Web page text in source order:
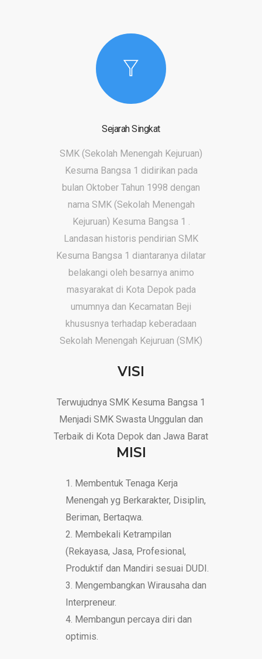
Sejarah Singkat
SMK (Sekolah Menengah Kejuruan)
Kesuma Bangsa 1 didirikan pada
bulan Oktober Tahun 1998 dengan
nama SMK (Sekolah Menengah
Kejuruan) Kesuma Bangsa 1 .
Landasan historis pendirian SMK
Kesuma Bangsa 1 diantaranya dilatar
belakangi oleh besarnya animo
masyarakat di Kota Depok pada
umumnya dan Kecamatan Beji
khususnya terhadap keberadaan
Sekolah Menengah Kejuruan (SMK)
VISI
Terwujudnya SMK Kesuma Bangsa 1
Menjadi SMK Swasta Unggulan dan
Terbaik di Kota Depok dan Jawa Barat
MISI
Membentuk Tenaga Kerja
Menengah yg Berkarakter, Disiplin,
Beriman, Bertaqwa.
Membekali Ketrampilan
(Rekayasa, Jasa, Profesional,
Produktif dan Mandiri sesuai DUDI.
Mengembangkan Wirausaha dan
Interpreneur.
Membangun percaya diri dan
optimis.